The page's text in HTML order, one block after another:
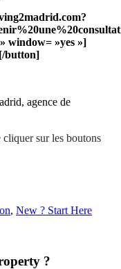
window= »yes »]
button]
agence de
sur les boutons
, New ? Start Here
?